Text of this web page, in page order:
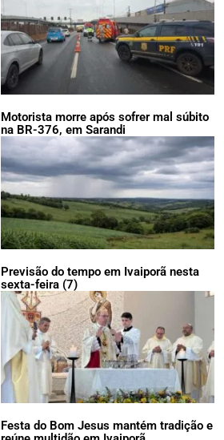
Motorista morre após sofrer mal súbito
na BR-376, em Sarandi
Previsão do tempo em Ivaiporã nesta
sexta-feira (7)
Festa do Bom Jesus mantém tradição e